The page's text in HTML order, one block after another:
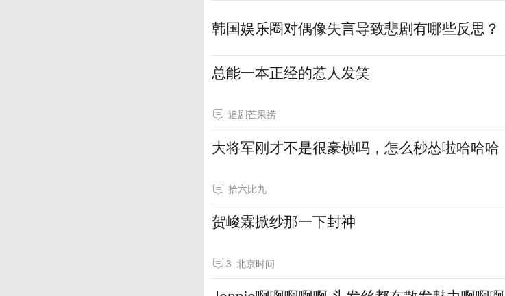
韩国娱乐圈对偶像失言导致悲剧有哪些反思？
总能一本正经的惹人发笑
追剧芒果捞
大将军刚才不是很豪横吗，怎么秒怂啦哈哈哈
拾六比九
贺峻霖掀纱那一下封神
3 北京时间